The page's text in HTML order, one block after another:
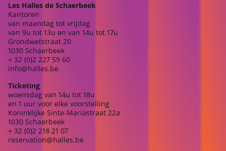
Les Halles de Schaerbeek
Kantoren
van maandag tot vrijdag
van 9u tot 13u en van 14u tot 17u
Grondwetstraat 20
1030 Schaerbeek
+ 32 (0)2 227 59 60
info@halles.be
Ticketing
woensdag van 14u tot 18u
en 1 uur voor elke voorstelling
Koninklijke Sinte-Mariastraat 22a
1030 Schaerbeek
+ 32 (0)2 218 21 07
reservation@halles.be